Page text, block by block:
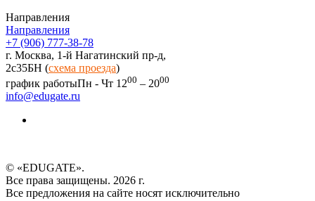
Направления
Направления
+7 (906) 777-38-78
г. Москва, 1-й Нагатинский пр-д,
2c35БН (схема проезда)
график работыПн - Чт 1200 – 2000
info@edugate.ru
© «EDUGATE».
Все права защищены. 2026 г.
Все предложения на сайте носят исключительно